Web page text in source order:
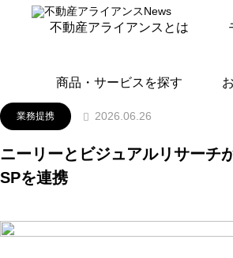
不動産アライアンスとは
商品・サービスを探す
ニュースリリース 業務提携
業務提携 2026.06.26
ニーリーとビジュアルリサーチ
SPを連携